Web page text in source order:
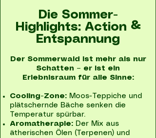
Die Sommer-
Highlights: Action &
Entspannung
Der Sommerwald ist mehr als nur
Schatten – er ist ein
Erlebnisraum für alle Sinne:
Cooling-Zone: Moos-Teppiche und
plätschernde Bäche senken die
Temperatur spürbar.
Aromatherapie: Der Mix aus
ätherischen Ölen (Terpenen) und